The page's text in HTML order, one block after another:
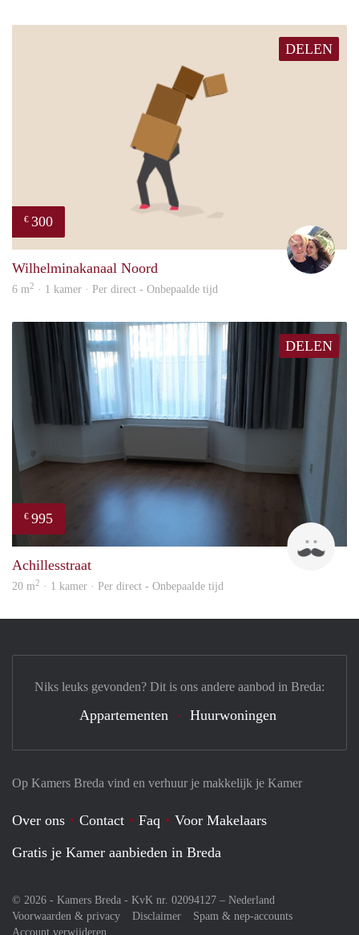
DELEN
€ 300
Wilhelminakanaal Noord
6 m2 · 1 kamer · Per direct - Onbepaalde tijd
DELEN
€ 995
Achillesstraat
20 m2 · 1 kamer · Per direct - Onbepaalde tijd
Op Kamers Breda vind en verhuur je makkelijk je Kamer
Over ons Contact Faq
Voor Makelaars
Gratis je Kamer aanbieden in Breda
© 2026 - Kamers Breda - KvK nr. 02094127 – Nederland
Voorwaarden & privacy
Disclaimer
Spam & nep-accounts
Account verwijderen
Niks leuks gevonden? Dit is ons andere aanbod in Breda:
Appartementen Huurwoningen